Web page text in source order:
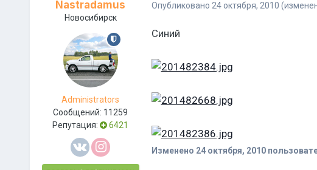
Nastradamus
Новосибирск
Administrators
Сообщений: 11259
Репутация:
6421
Опубликовано 24 октября, 2010
Синий
Изменено 24 октября, 2010